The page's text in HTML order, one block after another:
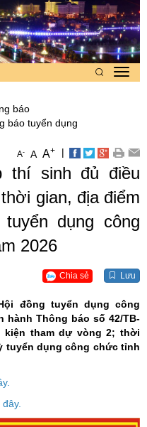
báo
báo tuyển dụng
A- A A+ |
thí sinh đủ điều
gian, địa điểm
dụng công
2026
Chia sẻ Lưu
đồng tuyển dụng công
hành Thông báo số 42/TB-
kiện tham dự vòng 2; thời
tuyển dụng công chức tỉnh